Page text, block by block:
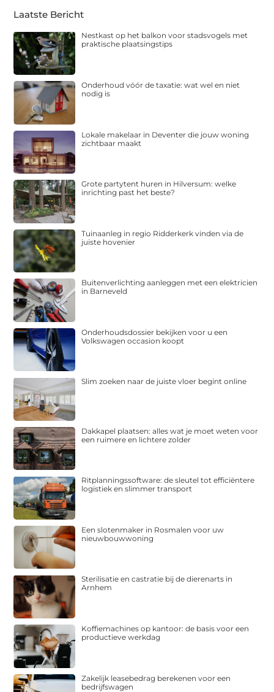
Laatste Bericht
Nestkast op het balkon voor stadsvogels met
praktische plaatsingstips
Onderhoud vóór de taxatie: wat wel en niet
nodig is
Lokale makelaar in Deventer die jouw woning
zichtbaar maakt
Grote partytent huren in Hilversum: welke
inrichting past het beste?
Tuinaanleg in regio Ridderkerk vinden via de
juiste hovenier
Buitenverlichting aanleggen met een elektricien
in Barneveld
Onderhoudsdossier bekijken voor u een
Volkswagen occasion koopt
Slim zoeken naar de juiste vloer begint online
Dakkapel plaatsen: alles wat je moet weten voor
een ruimere en lichtere zolder
Ritplanningssoftware: de sleutel tot efficiëntere
logistiek en slimmer transport
Een slotenmaker in Rosmalen voor uw
nieuwbouwwoning
Sterilisatie en castratie bij de dierenarts in
Arnhem
Koffiemachines op kantoor: de basis voor een
productieve werkdag
Zakelijk leasebedrag berekenen voor een
bedrijfswagen